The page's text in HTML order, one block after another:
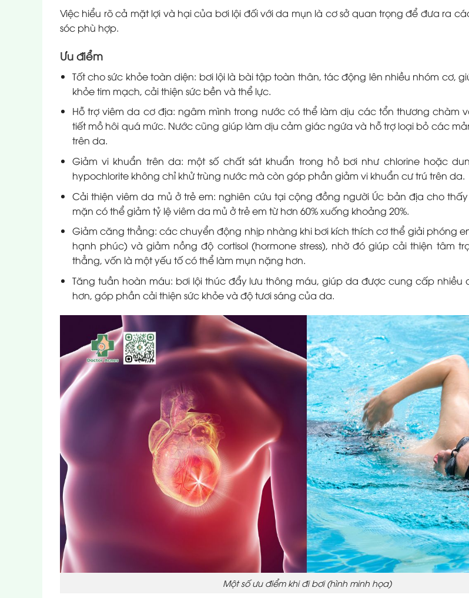
Việc hiểu rõ cả mặt lợi và hại của bơi lội đối với da mụn là cơ sở quan trọng để đưa ra
sóc phù hợp.
Ưu điểm
Tốt cho sức khỏe toàn diện: bơi lội là bài tập toàn thân, tác động lên nhiều nhóm cơ,
khỏe tim mạch, cải thiện sức bền và thể lực.
Hỗ trợ viêm da cơ địa: ngâm mình trong nước có thể làm dịu các tổn thương chàm
tiết mồ hôi quá mức. Nước cũng giúp làm dịu cảm giác ngứa và hỗ trợ loại bỏ các
trên da.
Giảm vi khuẩn trên da: một số chất sát khuẩn trong hồ bơi như chlorine hoặc
hypochlorite không chỉ khử trùng nước mà còn góp phần giảm vi khuẩn cư trú trên da.
Cải thiện viêm da mủ ở trẻ em: nghiên cứu tại cộng đồng người Úc bản địa cho
mặn có thể giảm tỷ lệ viêm da mủ ở trẻ em từ hơn 60% xuống khoảng 20%.
Giảm căng thẳng: các chuyển động nhịp nhàng khi bơi kích thích cơ thể giải phóng
hạnh phúc) và giảm nồng độ cortisol (hormone stress), nhờ đó giúp cải thiện tâm
thẳng, vốn là một yếu tố có thể làm mụn nặng hơn.
Tăng tuần hoàn máu: bơi lội thúc đẩy lưu thông máu, giúp da được cung cấp nhiều
hơn, góp phần cải thiện sức khỏe và độ tươi sáng của da.
Một số ưu điểm khi đi bơi (hình minh họa)